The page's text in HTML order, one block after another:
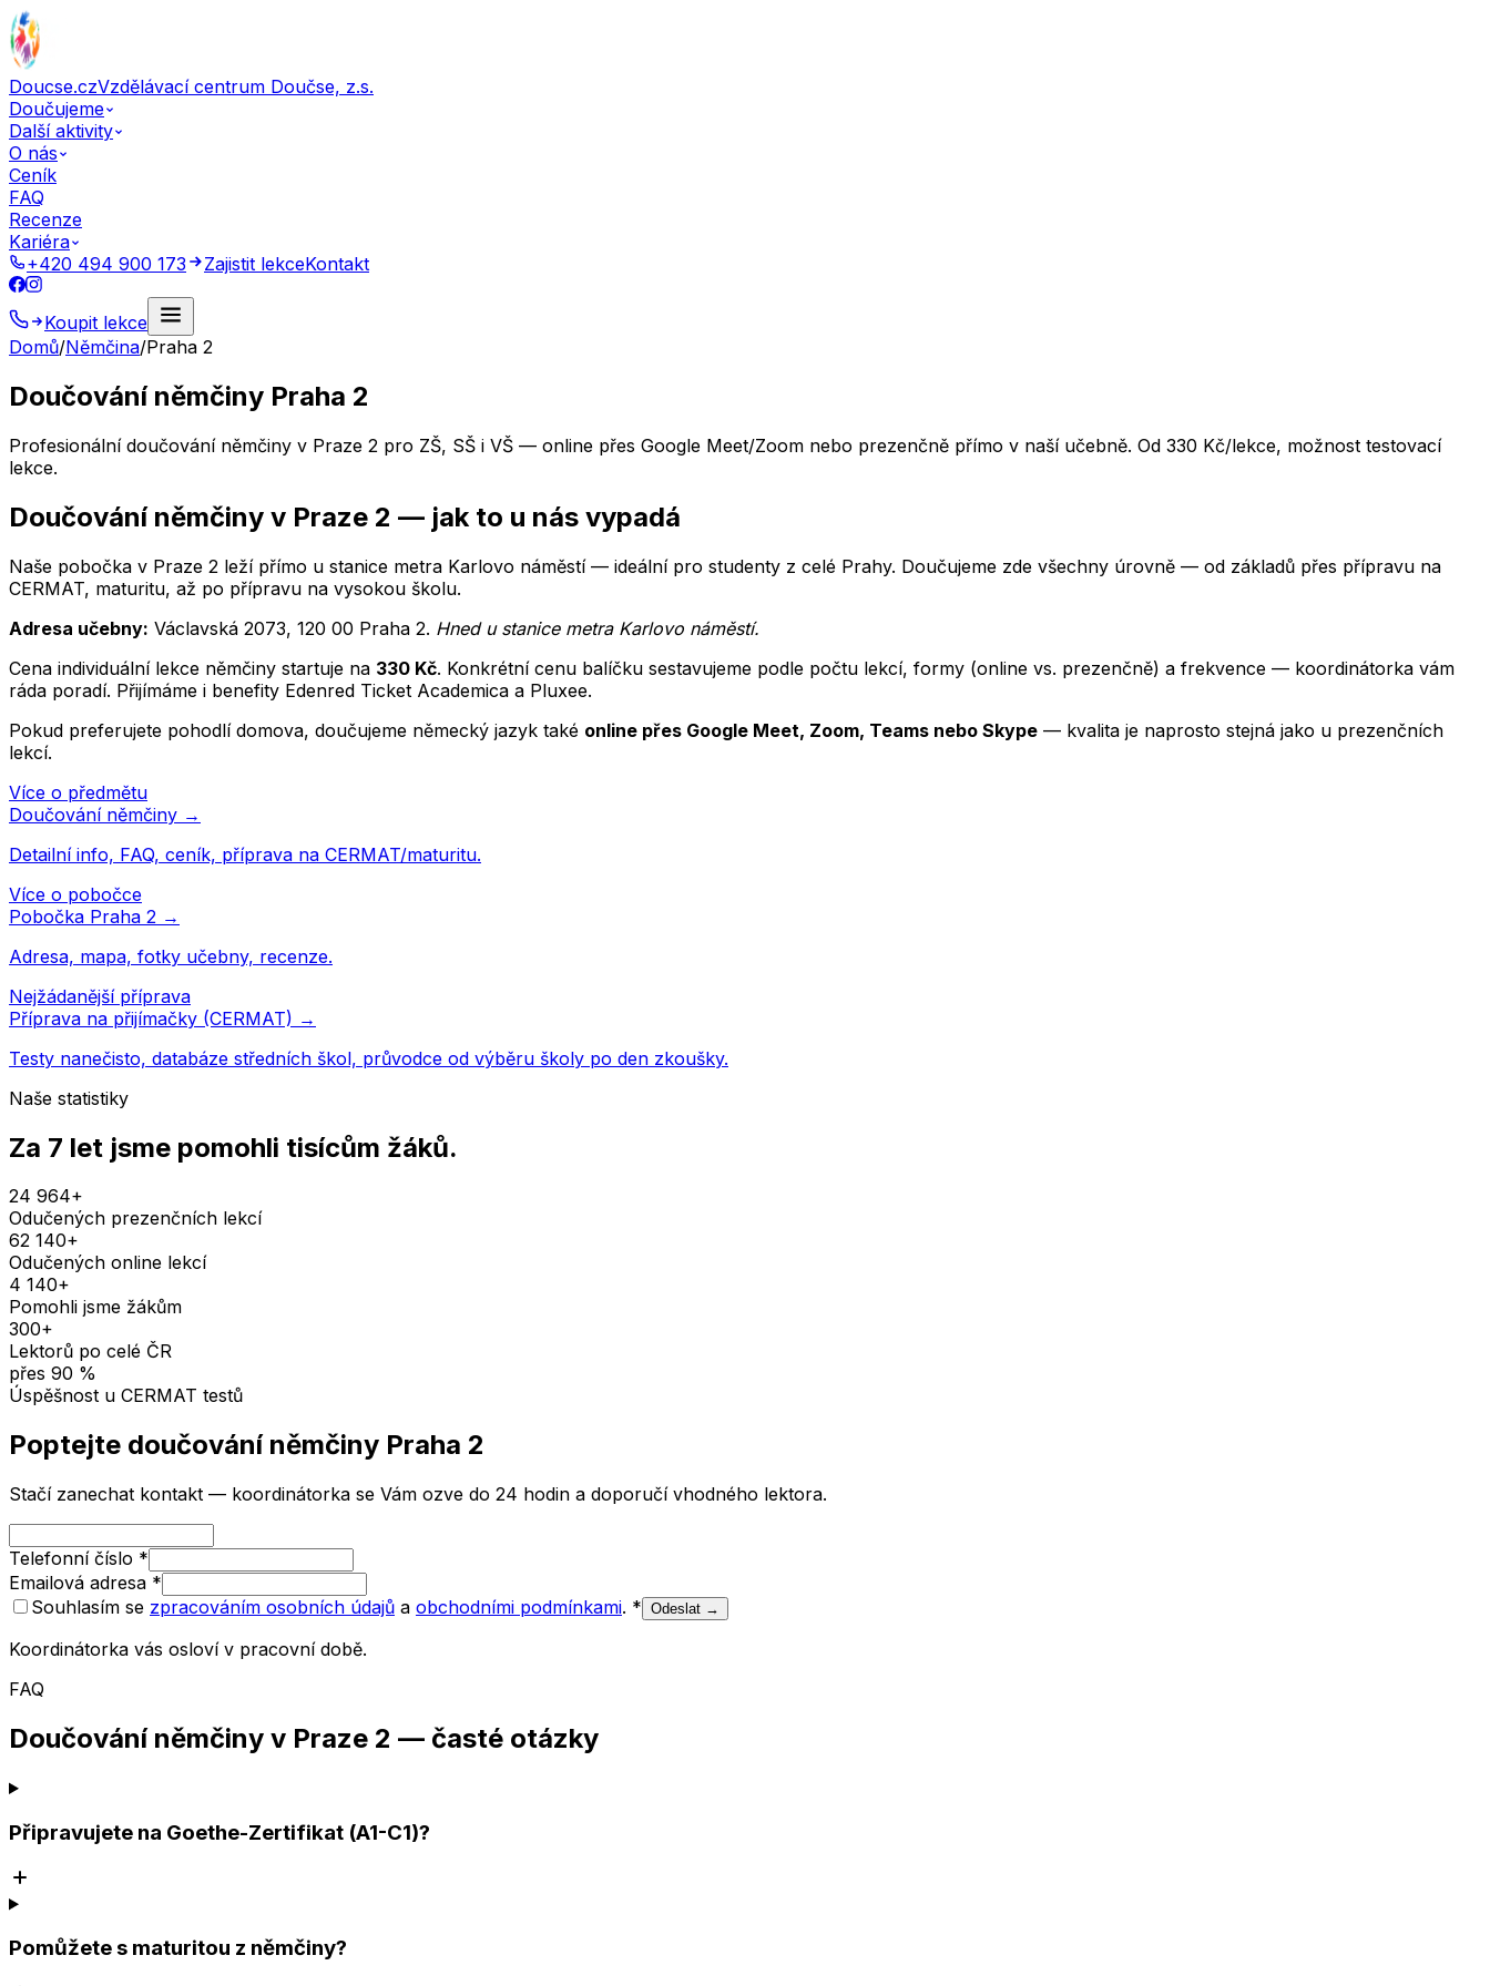
Doucse.czVzdělávací centrum Doučse, z.s.
Doučujeme
Další aktivity
O nás
Ceník
FAQ
Recenze
Kariéra
+420 494 900 173
Zajistit lekceKontakt
Koupit lekce
Domů/Němčina/Praha 2
Doučování němčiny Praha 2
Profesionální doučování němčiny v Praze 2 pro ZŠ, SŠ i VŠ — online přes Google Meet/Zoom nebo prezenčně přímo v naší učebně. Od 330 Kč/lekce, možnost testovací
lekce.
Doučování němčiny v Praze 2 — jak to u nás vypadá
Naše pobočka v Praze 2 leží přímo u stanice metra Karlovo náměstí — ideální pro studenty z celé Prahy. Doučujeme zde všechny úrovně — od základů přes přípravu na
CERMAT, maturitu, až po přípravu na vysokou školu.
Adresa učebny: Václavská 2073, 120 00 Praha 2. Hned u stanice metra Karlovo náměstí.
Cena individuální lekce němčiny startuje na 330 Kč. Konkrétní cenu balíčku sestavujeme podle počtu lekcí, formy (online vs. prezenčně) a frekvence — koordinátorka vám
ráda poradí. Přijímáme i benefity Edenred Ticket Academica a Pluxee.
Pokud preferujete pohodlí domova, doučujeme německý jazyk také online přes Google Meet, Zoom, Teams nebo Skype — kvalita je naprosto stejná jako u prezenčních
lekcí.
Více o předmětu
Doučování němčiny →
Detailní info, FAQ, ceník, příprava na CERMAT/maturitu.
Více o pobočce
Pobočka Praha 2 →
Adresa, mapa, fotky učebny, recenze.
Nejžádanější příprava
Příprava na přijímačky (CERMAT) →
Testy nanečisto, databáze středních škol, průvodce od výběru školy po den zkoušky.
Naše statistiky
Za 7 let jsme pomohli tisícům žáků.
24 964+
Odučených prezenčních lekcí
62 140+
Odučených online lekcí
4 140+
Pomohli jsme žákům
300+
Lektorů po celé ČR
přes 90 %
Úspěšnost u CERMAT testů
Poptejte doučování němčiny Praha 2
Stačí zanechat kontakt — koordinátorka se Vám ozve do 24 hodin a doporučí vhodného lektora.
Telefonní číslo *
Emailová adresa *
Souhlasím se zpracováním osobních údajů a obchodními podmínkami. * Odeslat →
Koordinátorka vás osloví v pracovní době.
FAQ
Doučování němčiny v Praze 2 — časté otázky
Připravujete na Goethe-Zertifikat (A1-C1)?
Pomůžete s maturitou z němčiny?